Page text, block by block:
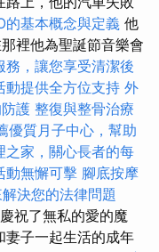
的基本概念與定義 他
裡他為聖誕節音樂會
務，讓您享受清潔後
動提供全方位支持 外
護 整復與整骨治療
優質月子中心，幫助
之家，關心長者的每
動無懈可擊 腳底按摩
決您的法律問題
祝了無私的愛的魔
妻子一起生活的成年